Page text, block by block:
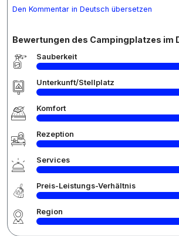
Den Kommentar in Deutsch übersetzen
Bewertungen des Campingplatzes im
Sauberkeit
Unterkunft/Stellplatz
Komfort
Rezeption
Services
Preis-Leistungs-Verhältnis
Region